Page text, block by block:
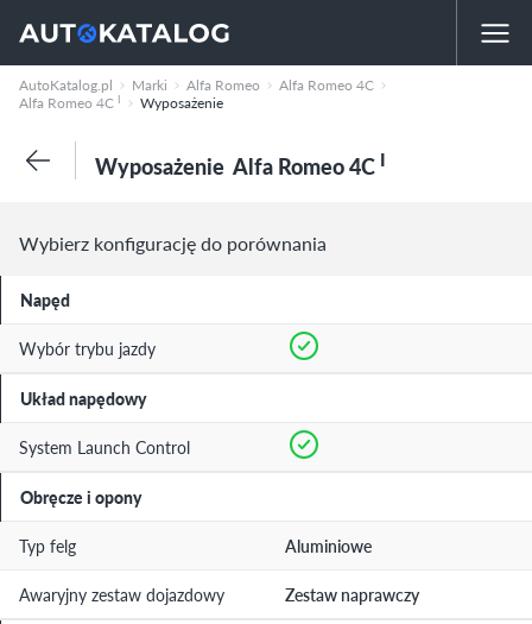
AutoKatalog.pl Marki Alfa Romeo
Alfa Romeo 4C
Alfa Romeo 4C I Wyposażenie
Wyposażenie Alfa Romeo 4C I
Wybierz konfigurację do porównania
Napęd
Wybór trybu jazdy
Układ napędowy
System Launch Control
Obręcze i opony
Typ felg Aluminiowe
Awaryjny zestaw dojazdowy Zestaw naprawczy